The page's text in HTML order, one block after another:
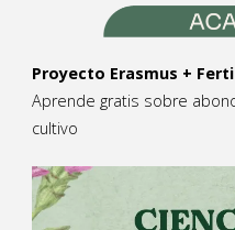
Proyecto Erasmus +
Aprende gratis sobre
cultivo